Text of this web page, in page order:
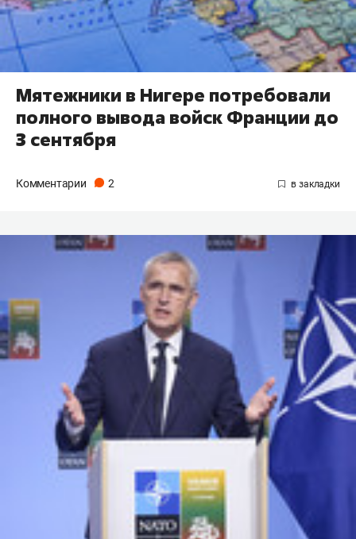
Мятежники в Нигере потребовали
полного вывода войск Франции до
3 сентября
Комментарии 2